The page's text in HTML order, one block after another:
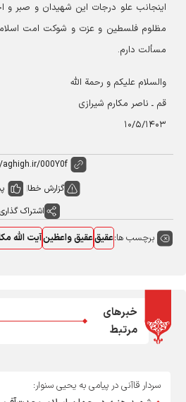
اینجانب علو درجات این شهیدان و صبر و
مظلوم فلسطین و عزت و شوکت امت اسلامی
مسألت دارم.
والسلام علیکم و رحمة الله
قم ـ ناصر مکارم شیرازی
۱۰/۵/۱۴۰۳
گزارش خطا
اشتراک گذاری
برچسب ها:عقیقعقیق واعظینآیت الله
خبرهای
مرتبط
سردار قاآنی در پیامی به یحیی سنوار: